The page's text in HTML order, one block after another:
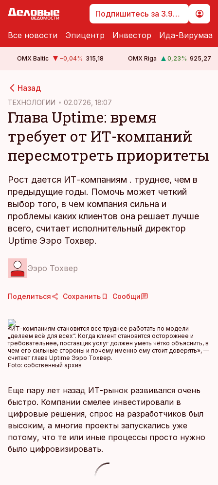
Подпишитесь за 3.99 €
Все новости Эпицентр Инвестор Ида-Вирумаа
OMX Baltic −0,04% 315,18 OMX Riga 0,23% 925,27
Назад
ТЕХНОЛОГИИ 02.07.26, 18:07
Глава Uptime: время
требует от ИТ-компаний
пересмотреть приоритеты
Рост дается ИТ-компаниям . труднее, чем в
предыдущие годы. Помочь может четкий
выбор того, в чем компания сильна и
проблемы каких клиентов она решает лучше
всего, считает исполнительный директор
Uptime Ээро Тохвер.
Ээро Тохвер
Поделиться Сохранить Сообщи
«ИТ-компаниям становится все труднее работать по модели
„делаем всё для всех“. Когда клиент становится осторожнее и
требовательнее, поставщик услуг должен уметь чётко объяснить, в
чем его сильные стороны и почему именно ему стоит доверять», —
считает глава Uptime Ээро Тохвер.
Foto: собственный архив
Еще пару лет назад ИТ-рынок развивался очень
быстро. Компании смелее инвестировали в
цифровые решения, спрос на разработчиков был
высоким, а многие проекты запускались уже
потому, что те или иные процессы просто нужно
было цифровизировать.